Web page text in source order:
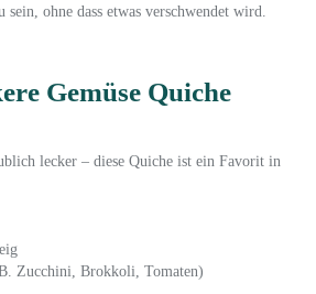
sein, ohne dass etwas verschwendet wird.
Gemüse Quiche
lecker – diese Quiche ist ein Favorit in
Zucchini, Brokkoli, Tomaten)